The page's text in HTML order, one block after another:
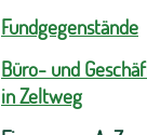
Fundgegenstände
Büro- und
in Zeltweg